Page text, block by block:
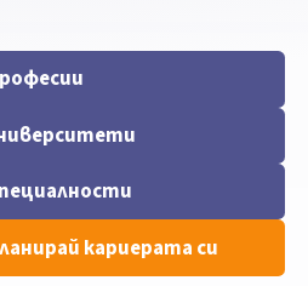
кариерата си